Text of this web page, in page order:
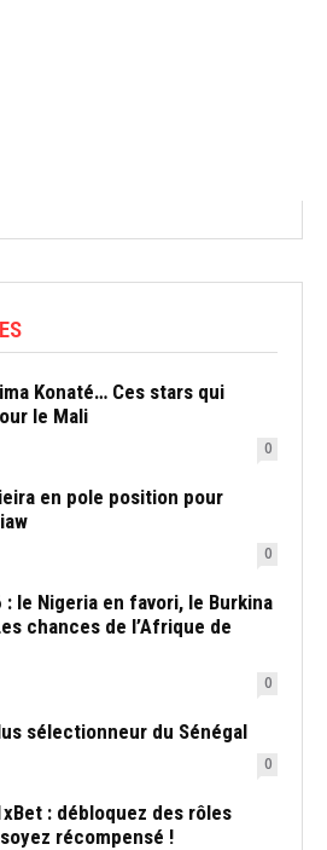
Konaté… Ces stars qui
le Mali
0
en pole position pour
0
le Nigeria en favori, le Burkina
chances de l’Afrique de
0
sélectionneur du Sénégal
0
: débloquez des rôles
récompensé !